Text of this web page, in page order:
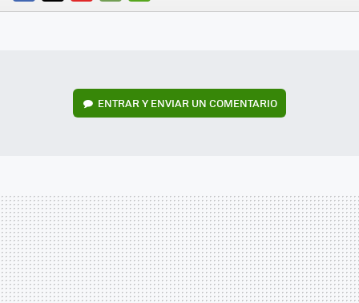
FACEBOOK
TWITTERFLIPBOARD
E-
WHATSAPP
ENTRAR Y ENVIAR UN COMENTARIO